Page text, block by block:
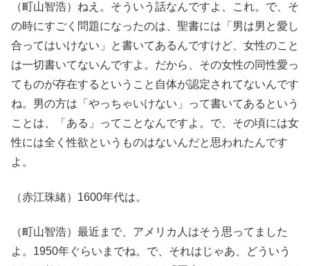
（町山智浩）ねえ。そういう話なんですよ、これ。で、そ
の時にすごく問題になったのは、聖書には「男は男と愛し
合ってはいけない」と書いてあるんですけど、女性のこと
は一切書いてないんですよ。だから、その女性の同性愛っ
てものが存在するということ自体が認定されてないんです
ね。男の方は「やっちゃいけない」って書いてあるという
ことは、「ある」ってことなんですよ。で、その頃には女
性には全く性欲というものはないんだと思われたんです
よ。
（赤江珠緒）1600年代は。
（町山智浩）最近まで、アメリカ人はそう思ってました
よ。1950年ぐらいまでね。で、それはじゃあ、どういう